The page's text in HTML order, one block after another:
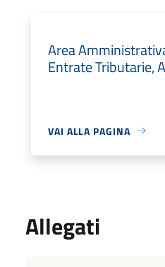
Area
Entrate Tributarie,
VAI ALLA PAGINA
Allegati